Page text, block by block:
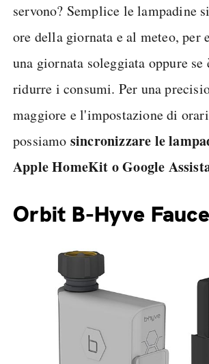
servono? Semplice le lampadine
ore della giornata e al meteo, per
una giornata soleggiata oppure se
ridurre i consumi. Per una
maggiore e l'impostazione di
possiamo sincronizzare le
Apple HomeKit o Google
Orbit B-Hyve